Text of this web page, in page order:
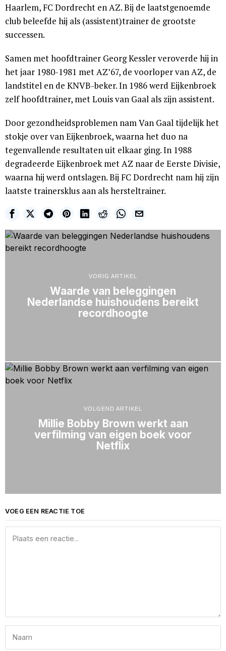
Haarlem, FC Dordrecht en AZ. Bij de laatstgenoemde
club beleefde hij als (assistent)trainer de grootste
successen.
Samen met hoofdtrainer Georg Kessler veroverde hij in
het jaar 1980-1981 met AZ’67, de voorloper van AZ, de
landstitel en de KNVB-beker. In 1986 werd Eijkenbroek
zelf hoofdtrainer, met Louis van Gaal als zijn assistent.
Door gezondheidsproblemen nam Van Gaal tijdelijk het
stokje over van Eijkenbroek, waarna het duo na
tegenvallende resultaten uit elkaar ging. In 1988
degradeerde Eijkenbroek met AZ naar de Eerste Divisie,
waarna hij werd ontslagen. Bij FC Dordrecht nam hij zijn
laatste trainersklus aan als hersteltrainer.
VORIG ARTIKEL
Waarde van beleggingen
Nederlandse huishoudens bereikt
recordhoogte
VOLGEND ARTIKEL
Millie Bobby Brown werkt aan
verfilming van eigen boek voor
Netflix
VOEG EEN REACTIE TOE